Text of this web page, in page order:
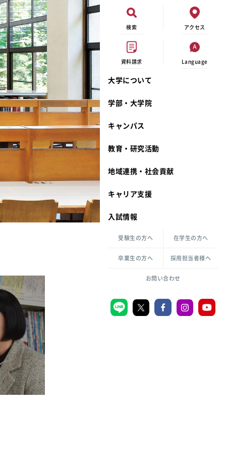
検索 アクセス
資料請求 Language
大学について
宮城学院 校歌
礼拝堂
カリキュラム・ポリシー
倫理憲章
ハラスメントの防止
共生のための多様性宣言
学部・大学院
生活文化デザイン学科
一般教育課程
キャンパス
奨学金
大学祭
キャンパスメンバーズ
教職センター
学芸員課程
図書館司書課程
教育・研究活動動物実験に関する情報公開
教員一覧
大学刊行物
地域連携・社会貢献
カリキュラム・入室方法
キャリア支援
入試情報
出張講義
大学見学
相談フォーム
資料請求
受験生の方へ 在学生の方へ
卒業生の方へ 採用担当者様へ
お問い合わせ